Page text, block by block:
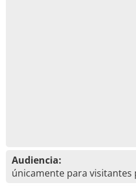
Audiencia:
únicamente para visitantes